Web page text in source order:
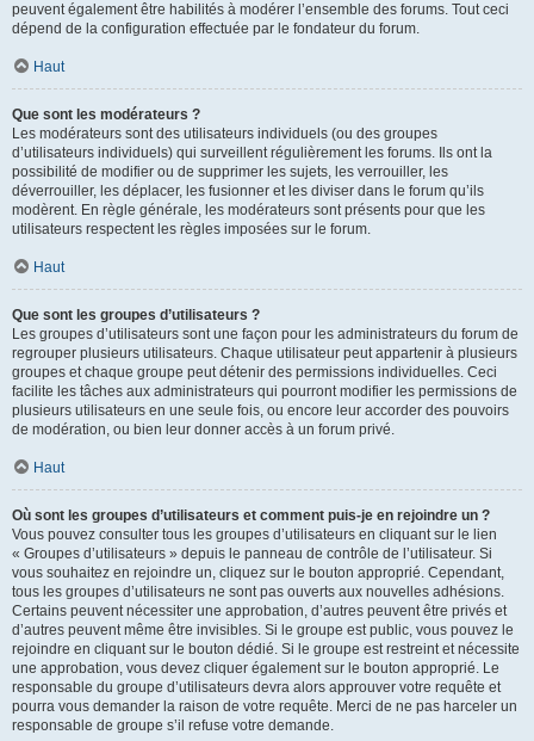
peuvent également être habilités à modérer l’ensemble des forums. Tout ceci
dépend de la configuration effectuée par le fondateur du forum.
Haut
Que sont les modérateurs ?
Les modérateurs sont des utilisateurs individuels (ou des groupes
d’utilisateurs individuels) qui surveillent régulièrement les forums. Ils ont la
possibilité de modifier ou de supprimer les sujets, les verrouiller, les
déverrouiller, les déplacer, les fusionner et les diviser dans le forum qu’ils
modèrent. En règle générale, les modérateurs sont présents pour que les
utilisateurs respectent les règles imposées sur le forum.
Haut
Que sont les groupes d’utilisateurs ?
Les groupes d’utilisateurs sont une façon pour les administrateurs du forum de
regrouper plusieurs utilisateurs. Chaque utilisateur peut appartenir à plusieurs
groupes et chaque groupe peut détenir des permissions individuelles. Ceci
facilite les tâches aux administrateurs qui pourront modifier les permissions de
plusieurs utilisateurs en une seule fois, ou encore leur accorder des pouvoirs
de modération, ou bien leur donner accès à un forum privé.
Haut
Où sont les groupes d’utilisateurs et comment puis-je en rejoindre un ?
Vous pouvez consulter tous les groupes d’utilisateurs en cliquant sur le lien
« Groupes d’utilisateurs » depuis le panneau de contrôle de l’utilisateur. Si
vous souhaitez en rejoindre un, cliquez sur le bouton approprié. Cependant,
tous les groupes d’utilisateurs ne sont pas ouverts aux nouvelles adhésions.
Certains peuvent nécessiter une approbation, d’autres peuvent être privés et
d’autres peuvent même être invisibles. Si le groupe est public, vous pouvez le
rejoindre en cliquant sur le bouton dédié. Si le groupe est restreint et nécessite
une approbation, vous devez cliquer également sur le bouton approprié. Le
responsable du groupe d’utilisateurs devra alors approuver votre requête et
pourra vous demander la raison de votre requête. Merci de ne pas harceler un
responsable de groupe s’il refuse votre demande.